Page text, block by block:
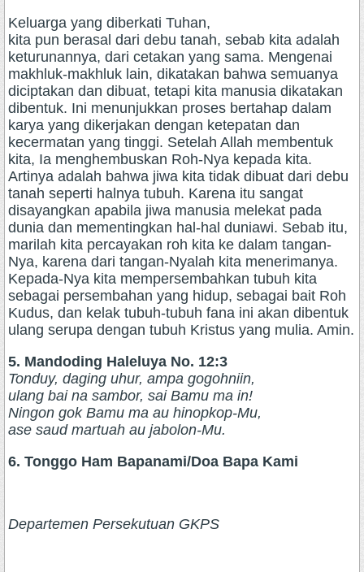
Keluarga yang diberkati Tuhan,
kita pun berasal dari debu tanah, sebab kita adalah
keturunannya, dari cetakan yang sama. Mengenai
makhluk-makhluk lain, dikatakan bahwa semuanya
diciptakan dan dibuat, tetapi kita manusia dikatakan
dibentuk. Ini menunjukkan proses bertahap dalam
karya yang dikerjakan dengan ketepatan dan
kecermatan yang tinggi. Setelah Allah membentuk
kita, Ia menghembuskan Roh-Nya kepada kita.
Artinya adalah bahwa jiwa kita tidak dibuat dari debu
tanah seperti halnya tubuh. Karena itu sangat
disayangkan apabila jiwa manusia melekat pada
dunia dan mementingkan hal-hal duniawi. Sebab itu,
marilah kita percayakan roh kita ke dalam tangan-
Nya, karena dari tangan-Nyalah kita menerimanya.
Kepada-Nya kita mempersembahkan tubuh kita
sebagai persembahan yang hidup, sebagai bait Roh
Kudus, dan kelak tubuh-tubuh fana ini akan dibentuk
ulang serupa dengan tubuh Kristus yang mulia. Amin.
5. Mandoding Haleluya No. 12:3
Tonduy, daging uhur, ampa gogohniin,
ulang bai na sambor, sai Bamu ma in!
Ningon gok Bamu ma au hinopkop-Mu,
ase saud martuah au jabolon-Mu.
6. Tonggo Ham Bapanami/Doa Bapa Kami
Departemen Persekutuan GKPS